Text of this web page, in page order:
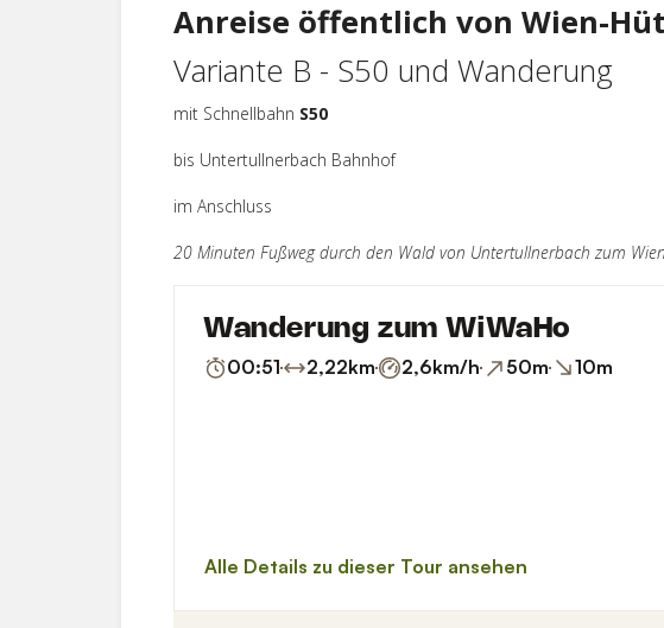
Anreise öffentlich von Wien-
Variante B - S50 und Wanderung
mit Schnellbahn S50
bis Untertullnerbach Bahnhof
im Anschluss
20 Minuten Fußweg durch den Wald von Untertullnerbach zum